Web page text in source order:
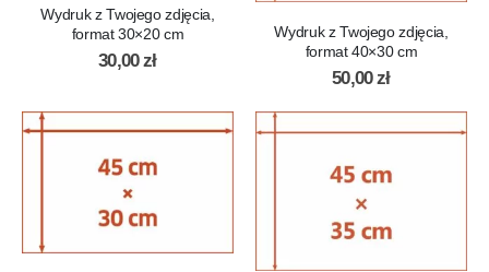
Wydruk z Twojego zdjęcia,
format 30×20 cm
30,00zł
Wydruk z Twojego zdjęcia,
format 40×30 cm
50,00zł